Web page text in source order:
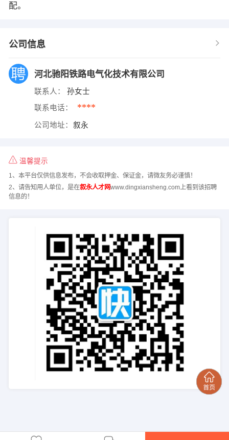
配。
公司信息
河北驰阳铁路电气化技术有限公司
联系人： 孙女士
联系电话： ****
公司地址： 叙永
温馨提示
1、本平台仅供信息发布，不会收取押金、保证金，请微友务必谨慎！
2、请告知用人单位，是在叙永人才网www.dingxiansheng.com上看到该招聘
信息的！